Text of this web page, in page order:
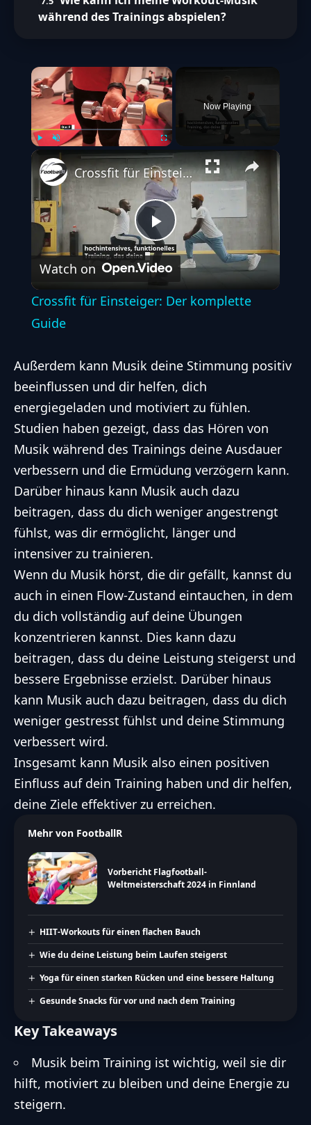
während des Trainings abspielen?
×
Unmute Fullscreen
Now Playing
Play
Video
Crossfit für Einsteiger: Der komplette Guide
Watch on
Crossfit für Einsteiger: Der komplette
Guide
Außerdem kann Musik deine Stimmung positiv
beeinflussen und dir helfen, dich
energiegeladen und motiviert zu fühlen.
Studien haben gezeigt, dass das Hören von
Musik während des Trainings deine Ausdauer
verbessern und die Ermüdung verzögern kann.
Darüber hinaus kann Musik auch dazu
beitragen, dass du dich weniger angestrengt
fühlst, was dir ermöglicht, länger und
intensiver zu trainieren.
Wenn du Musik hörst, die dir gefällt, kannst du
auch in einen Flow-Zustand eintauchen, in dem
du dich vollständig auf deine Übungen
konzentrieren kannst. Dies kann dazu
beitragen, dass du deine Leistung steigerst und
bessere Ergebnisse erzielst. Darüber hinaus
kann Musik auch dazu beitragen, dass du dich
weniger gestresst fühlst und deine Stimmung
verbessert wird.
Insgesamt kann Musik also einen positiven
Einfluss auf dein Training haben und dir helfen,
deine Ziele effektiver zu erreichen.
Mehr von FootballR
Vorbericht Flagfootball-
Weltmeisterschaft 2024 in Finnland
HIIT-Workouts für einen flachen Bauch
Wie du deine Leistung beim Laufen steigerst
Yoga für einen starken Rücken und eine bessere Haltung
Gesunde Snacks für vor und nach dem Training
Key Takeaways
Musik beim Training ist wichtig, weil sie dir
hilft, motiviert zu bleiben und deine Energie zu
steigern.